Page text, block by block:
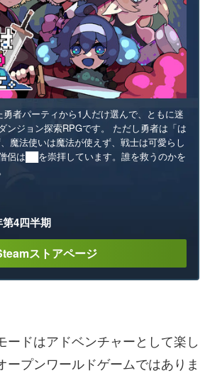
勇者パーティから1人だけ選んで、ともに迷
ンジョン探索RPGです。 ただし勇者は「は
魔法使いは魔法が使えず、戦士は可愛らし
侶は██を崇拝しています。誰を救うのかを
第4四半期
ストアページ
ードはアドベンチャーとして楽し
ープンワールドゲームではありま